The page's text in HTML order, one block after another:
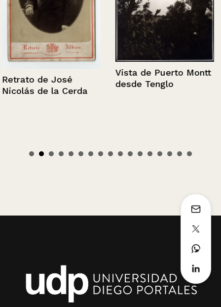
Retrato de José
Nicolás de la Cerda
Vista de Puerto Montt
desde Tenglo